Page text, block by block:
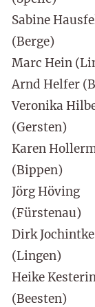
Sabine
(Berge)
Marc Hein
Arnd Helfer
Veronika
(Gersten)
Karen
(Bippen)
Jörg Höving
(Fürstenau)
Dirk Jochintke
(Lingen)
Heike
(Beesten)